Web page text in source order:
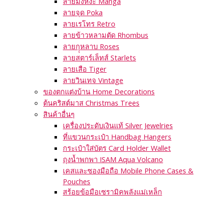
ลายจุด Poka
ลายเรโทร Retro
ลายข้าวหลามตัด Rhombus
ลายกุุหลาบ Roses
ลายสตาร์เล็ทส์ Starlets
ลายเสือ Tiger
ลายวินเทจ Vintage
ของตกแต่งบ้าน Home Decorations
ต้นคริสต์มาส Christmas Trees
สินค้าอื่นๆ
เครื่องประดับเงินแท้ Silver Jewelries
ที่แขวนกระเป๋า Handbag Hangers
กระเป๋าใส่บัตร Card Holder Wallet
ถุงน้ำพกพา ISAM Aqua Volcano
เคสและซองมือถือ Mobile Phone Cases &
Pouches
สร้อยข้อมือเซรามิคพลังแม่เหล็ก